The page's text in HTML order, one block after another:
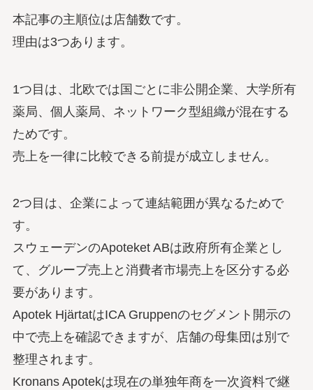
本記事の主順位は店舗数です。
理由は3つあります。
1つ目は、北欧では国ごとに非公開企業、大学所有
薬局、個人薬局、ネットワーク型組織が混在する
ためです。
売上を一律に比較できる前提が成立しません。
2つ目は、企業によって連結範囲が異なるためで
す。
スウェーデンのApoteket ABは政府所有企業とし
て、グループ売上と消費者市場売上を区分する必
要があります。
Apotek HjärtatはICA Gruppenのセグメント開示の
中で売上を確認できますが、店舗の母集団は別で
整理されます。
Kronans Apotekは現在の単独年商を一次資料で継